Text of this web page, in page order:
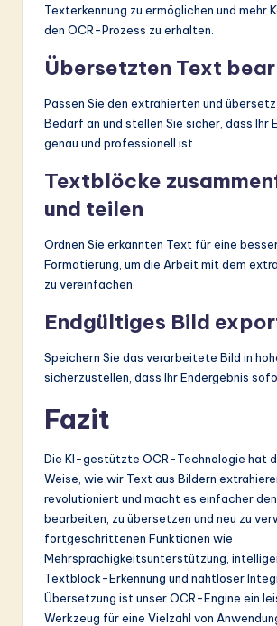
Texterkennung zu ermöglichen und mehr
den OCR-Prozess zu erhalten.
Übersetzten Text
Passen Sie den extrahierten und
Bedarf an und stellen Sie sicher, dass Ihr
genau und professionell ist.
Textblöcke
und teilen
Ordnen Sie erkannten Text für eine
Formatierung, um die Arbeit mit dem
zu vereinfachen.
Endgültiges Bild
Speichern Sie das verarbeitete Bild in
sicherzustellen, dass Ihr Endergebnis
Fazit
Die KI-gestützte OCR-Technologie hat
Weise, wie wir Text aus Bildern
revolutioniert und macht es einfacher
bearbeiten, zu übersetzen und neu zu
fortgeschrittenen Funktionen wie
Mehrsprachigkeitsunterstützung,
Textblock-Erkennung und nahtloser
Übersetzung ist unser OCR-Engine ein
Werkzeug für eine Vielzahl von